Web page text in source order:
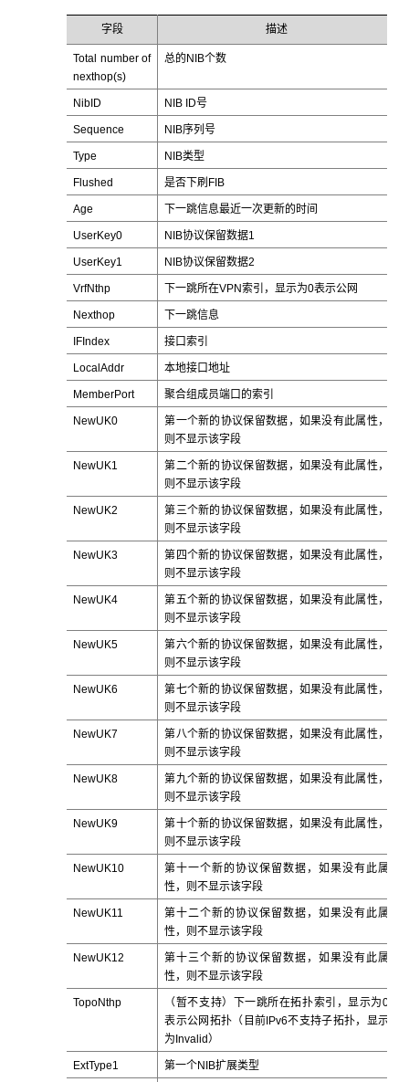
字段 描述
Total number of
nexthop(s)
总的NIB个数
NibID NIB ID号
Sequence NIB序列号
Type NIB类型
Flushed 是否下刷FIB
Age 下一跳信息最近一次更新的时间
UserKey0 NIB协议保留数据1
UserKey1 NIB协议保留数据2
VrfNthp 下一跳所在VPN索引，显示为0表示公网
Nexthop 下一跳信息
IFIndex 接口索引
LocalAddr 本地接口地址
MemberPort 聚合组成员端口的索引
NewUK0
第一个新的协议保留数据，如果没有此属性，
则不显示该字段
NewUK1
第二个新的协议保留数据，如果没有此属性，
则不显示该字段
NewUK2
第三个新的协议保留数据，如果没有此属性，
则不显示该字段
NewUK3
第四个新的协议保留数据，如果没有此属性，
则不显示该字段
NewUK4
第五个新的协议保留数据，如果没有此属性，
则不显示该字段
NewUK5
第六个新的协议保留数据，如果没有此属性，
则不显示该字段
NewUK6
第七个新的协议保留数据，如果没有此属性，
则不显示该字段
NewUK7
第八个新的协议保留数据，如果没有此属性，
则不显示该字段
NewUK8
第九个新的协议保留数据，如果没有此属性，
则不显示该字段
NewUK9
第十个新的协议保留数据，如果没有此属性，
则不显示该字段
NewUK10
第十一个新的协议保留数据，如果没有此属
性，则不显示该字段
NewUK11
第十二个新的协议保留数据，如果没有此属
性，则不显示该字段
NewUK12
第十三个新的协议保留数据，如果没有此属
性，则不显示该字段
TopoNthp
（暂不支持）下一跳所在拓扑索引，显示为0
表示公网拓扑（目前IPv6不支持子拓扑，显示
为Invalid）
ExtType1 第一个NIB扩展类型